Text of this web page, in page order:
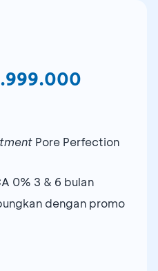
Pore Perfection
0% 3 & 6 bulan
dengan promo